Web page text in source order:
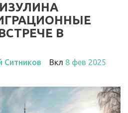
В
Ситников Вкл 8 фев 2025